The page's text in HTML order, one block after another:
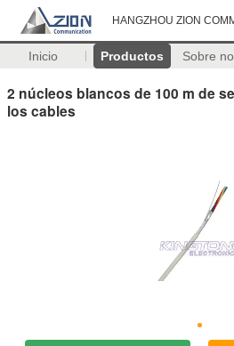
HANGZHOU ZION
Inicio Productos Sobre
2 núcleos blancos de 100 m de
los cables